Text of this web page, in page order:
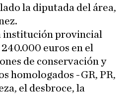
la diputada del área,
institución provincial
euros en el
de conservación y
homologados -GR, PR,
el desbroce, la